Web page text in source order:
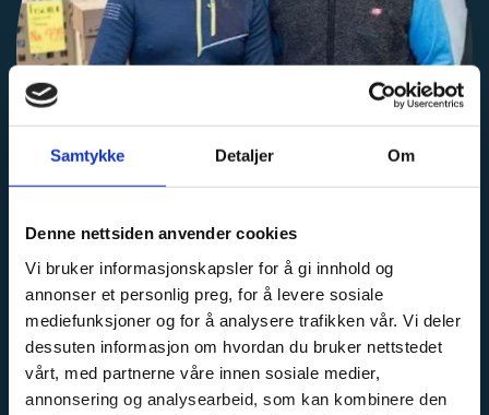
Samtykke Detaljer Om
Denne nettsiden anvender cookies
Vi bruker informasjonskapsler for å gi innhold og
annonser et personlig preg, for å levere sosiale
mediefunksjoner og for å analysere trafikken vår. Vi deler
dessuten informasjon om hvordan du bruker nettstedet
vårt, med partnerne våre innen sosiale medier,
annonsering og analysearbeid, som kan kombinere den
OM OSS